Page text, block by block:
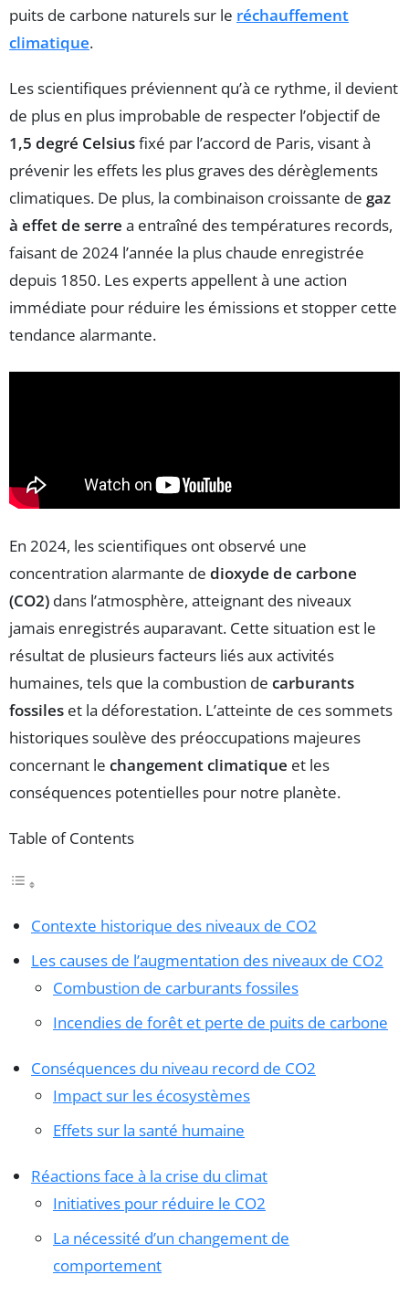
puits de carbone naturels sur le réchauffement
climatique.
Les scientifiques préviennent qu’à ce rythme, il devient
de plus en plus improbable de respecter l’objectif de
1,5 degré Celsiusfixé par l’accord de Paris, visant à
prévenir les effets les plus graves des dérèglements
climatiques. De plus, la combinaison croissante de gaz
à effet de serre a entraîné des températures records,
faisant de 2024 l’année la plus chaude enregistrée
depuis 1850. Les experts appellent à une action
immédiate pour réduire les émissions et stopper cette
tendance alarmante.
En 2024, les scientifiques ont observé une
concentration alarmante de dioxyde de carbone
(CO2) dans l’atmosphère, atteignant des niveaux
jamais enregistrés auparavant. Cette situation est le
résultat de plusieurs facteurs liés aux activités
humaines, tels que la combustion de carburants
fossiles et la déforestation. L’atteinte de ces sommets
historiques soulève des préoccupations majeures
concernant le changement climatique et les
conséquences potentielles pour notre planète.
Table of Contents
Contexte historique des niveaux de CO2
Les causes de l’augmentation des niveaux de CO2
Combustion de carburants fossiles
Incendies de forêt et perte de puits de carbone
Conséquences du niveau record de CO2
Impact sur les écosystèmes
Effets sur la santé humaine
Réactions face à la crise du climat
Initiatives pour réduire le CO2
La nécessité d’un changement de
comportement